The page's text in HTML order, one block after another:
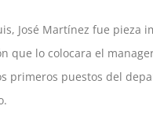
José Martínez fue
que lo colocara el
primeros puestos del